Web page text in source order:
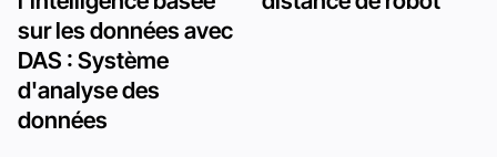
sur les données avec
DAS : Système
d'analyse des
données